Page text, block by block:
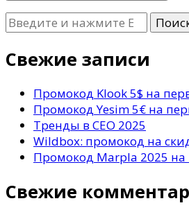
Ищите
что-
то?
Свежие записи
Промокод Klook 5$ на
Промокод Yesim 5€ на
Тренды в СЕО 2025
Wildbox: промокод на
Промокод Marpla 2025 на
Свежие